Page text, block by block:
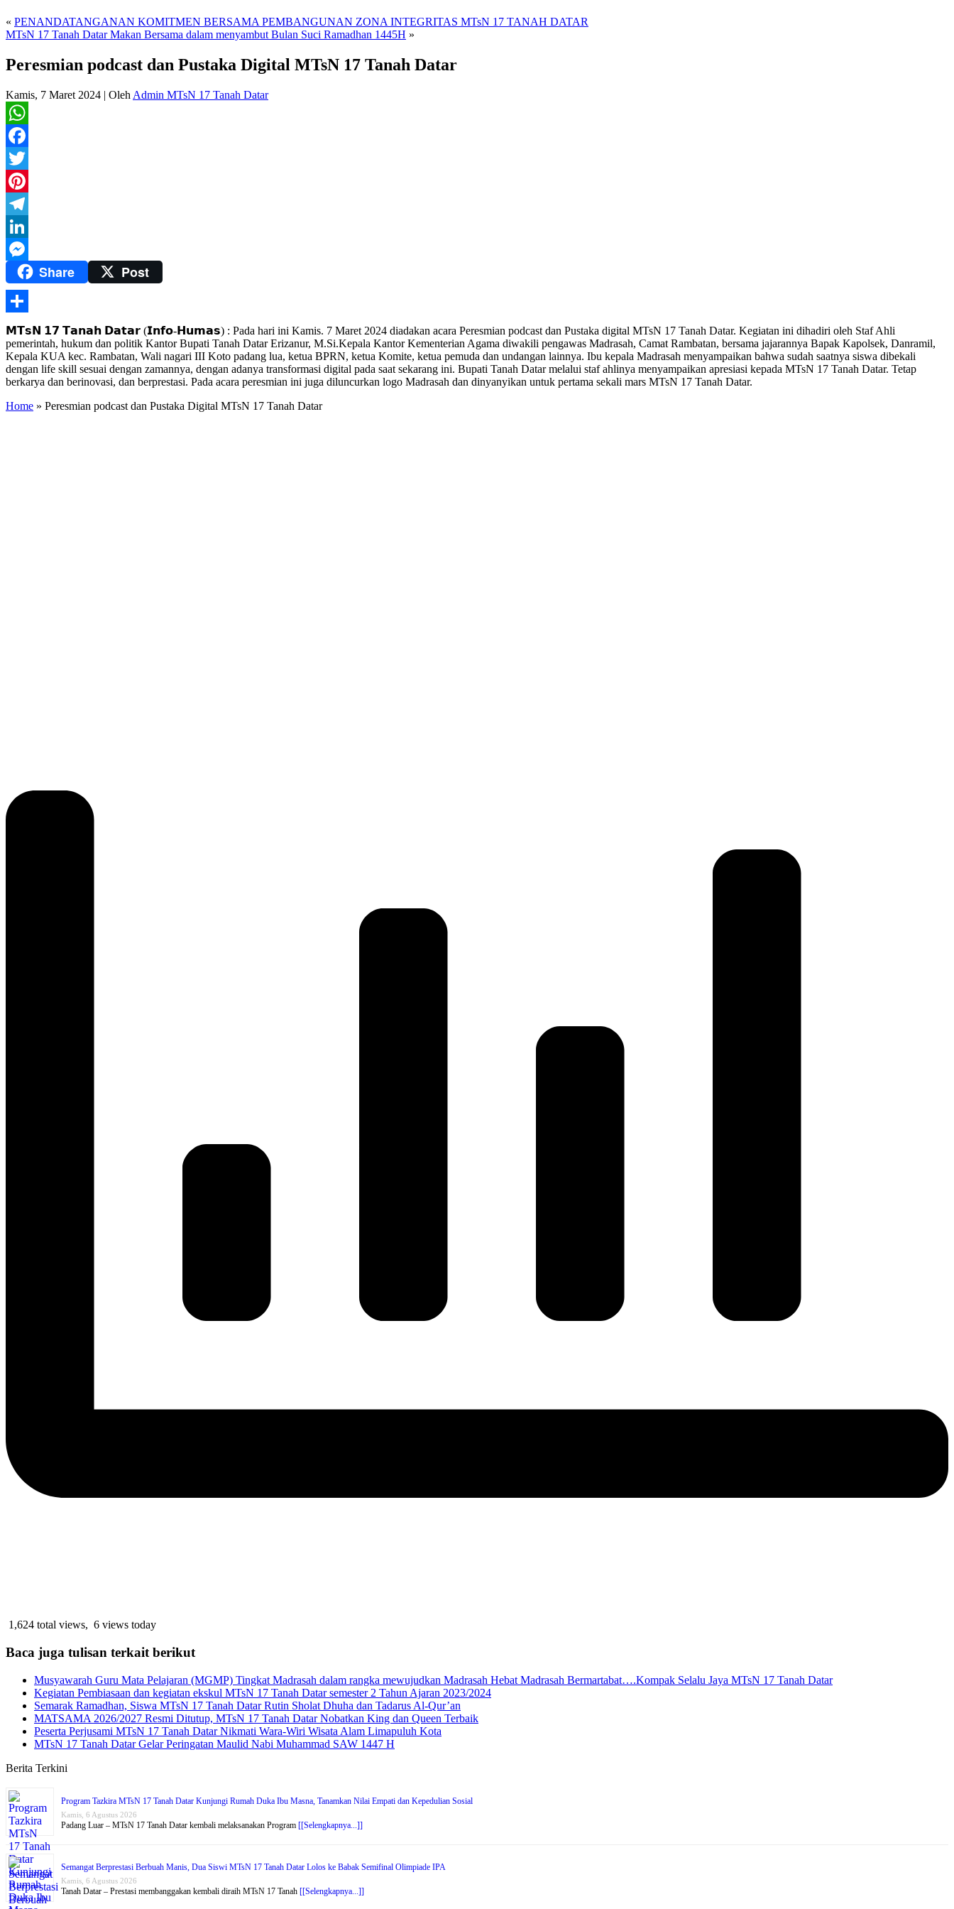
« PENANDATANGANAN KOMITMEN BERSAMA PEMBANGUNAN ZONA INTEGRITAS MTsN 17 TANAH DATAR
MTsN 17 Tanah Datar Makan Bersama dalam menyambut Bulan Suci Ramadhan 1445H »
Peresmian podcast dan Pustaka Digital MTsN 17 Tanah Datar
Kamis, 7 Maret 2024 | Oleh Admin MTsN 17 Tanah Datar
WhatsApp
Facebook
Twitter
Pinterest
Telegram
LinkedIn
MessengerShare Post
Share
𝗠𝗧𝘀𝗡 𝟭𝟳 𝗧𝗮𝗻𝗮𝗵 𝗗𝗮𝘁𝗮𝗿 (𝗜𝗻𝗳𝗼-𝗛𝘂𝗺𝗮𝘀) : Pada hari ini Kamis. 7 Maret 2024 diadakan acara Peresmian podcast dan Pustaka digital MTsN 17 Tanah Datar. Kegiatan ini dihadiri oleh Staf Ahli
pemerintah, hukum dan politik Kantor Bupati Tanah Datar Erizanur, M.Si.Kepala Kantor Kementerian Agama diwakili pengawas Madrasah, Camat Rambatan, bersama jajarannya Bapak Kapolsek, Danramil,
Kepala KUA kec. Rambatan, Wali nagari III Koto padang lua, ketua BPRN, ketua Komite, ketua pemuda dan undangan lainnya. Ibu kepala Madrasah menyampaikan bahwa sudah saatnya siswa dibekali
dengan life skill sesuai dengan zamannya, dengan adanya transformasi digital pada saat sekarang ini. Bupati Tanah Datar melalui staf ahlinya menyampaikan apresiasi kepada MTsN 17 Tanah Datar. Tetap
berkarya dan berinovasi, dan berprestasi. Pada acara peresmian ini juga diluncurkan logo Madrasah dan dinyanyikan untuk pertama sekali mars MTsN 17 Tanah Datar.
Home » Peresmian podcast dan Pustaka Digital MTsN 17 Tanah Datar
1,624 total views, 6 views today
Baca juga tulisan terkait berikut
Musyawarah Guru Mata Pelajaran (MGMP) Tingkat Madrasah dalam rangka mewujudkan Madrasah Hebat Madrasah Bermartabat….Kompak Selalu Jaya MTsN 17 Tanah Datar
Kegiatan Pembiasaan dan kegiatan ekskul MTsN 17 Tanah Datar semester 2 Tahun Ajaran 2023/2024
Semarak Ramadhan, Siswa MTsN 17 Tanah Datar Rutin Sholat Dhuha dan Tadarus Al-Qur’an
MATSAMA 2026/2027 Resmi Ditutup, MTsN 17 Tanah Datar Nobatkan King dan Queen Terbaik
Peserta Perjusami MTsN 17 Tanah Datar Nikmati Wara-Wiri Wisata Alam Limapuluh Kota
MTsN 17 Tanah Datar Gelar Peringatan Maulid Nabi Muhammad SAW 1447 H
Berita Terkini
Program Tazkira MTsN 17 Tanah Datar Kunjungi Rumah Duka Ibu Masna, Tanamkan Nilai Empati dan Kepedulian Sosial
Kamis, 6 Agustus 2026
Padang Luar – MTsN 17 Tanah Datar kembali melaksanakan Program [[Selengkapnya...]]
Semangat Berprestasi Berbuah Manis, Dua Siswi MTsN 17 Tanah Datar Lolos ke Babak Semifinal Olimpiade IPA
Kamis, 6 Agustus 2026
Tanah Datar – Prestasi membanggakan kembali diraih MTsN 17 Tanah [[Selengkapnya...]]